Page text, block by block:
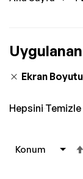
Ekran Boyutu
Hepsini Temizle